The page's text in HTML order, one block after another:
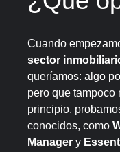
Cuando
sector
queríamos: algo
pero que tampoco
principio,
conocidos, como
Manager y